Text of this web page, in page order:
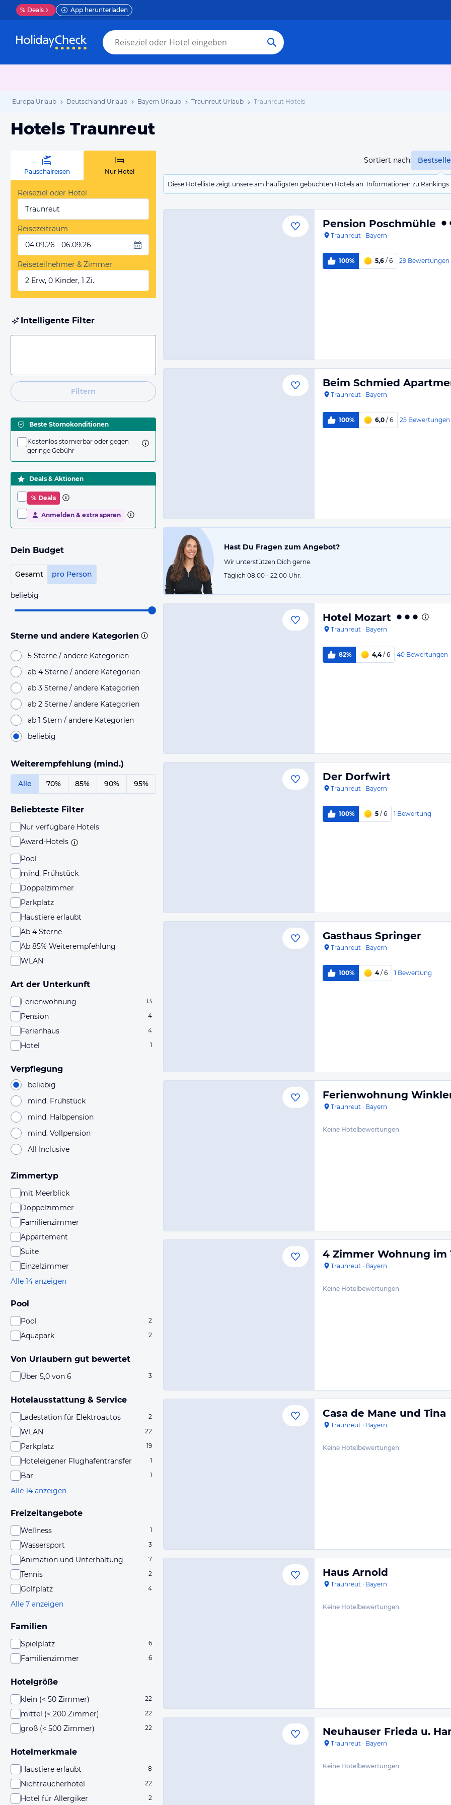
% Deals App herunterladen
Europa Urlaub Deutschland Urlaub Bayern Urlaub Traunreut Urlaub Traunreut Hotels
Hotels Traunreut
Sortiert nach:
Diese Hotelliste zeigt unsere am häufigsten gebuchten Hotels an. Informationen zu
Pauschalreisen Nur Hotel
Reiseziel oder Hotel
Traunreut
Reisezeitraum
04.09.26 - 06.09.26
Reiseteilnehmer & Zimmer
2 Erw, 0 Kinder, 1 Zi.
Intelligente Filter
Filtern
Beste Stornokonditionen
Kostenlos stornierbar oder gegen
geringe Gebühr
Deals & Aktionen
% Deals
Anmelden & extra sparen
Dein Budget
Gesamt pro Person
beliebig
Sterne und andere Kategorien
5 Sterne / andere Kategorien
ab 4 Sterne / andere Kategorien
ab 3 Sterne / andere Kategorien
ab 2 Sterne / andere Kategorien
ab 1 Stern / andere Kategorien
beliebig
Weiterempfehlung (mind.)
Alle 70% 85% 90% 95%
Beliebteste Filter
Nur verfügbare Hotels
Award-Hotels
Pool
mind. Frühstück
Doppelzimmer
Parkplatz
Haustiere erlaubt
Ab 4 Sterne
Ab 85% Weiterempfehlung
WLAN
Art der Unterkunft
Ferienwohnung 13
Pension 4
Ferienhaus 4
Hotel 1
Verpflegung
beliebig
mind. Frühstück
mind. Halbpension
mind. Vollpension
All Inclusive
Zimmertyp
mit Meerblick
Doppelzimmer
Familienzimmer
Appartement
Suite
Einzelzimmer
Alle 14 anzeigen
Pool
Pool 2
Aquapark 2
Von Urlaubern gut bewertet
Über 5,0 von 6 3
Hotelausstattung & Service
Ladestation für Elektroautos 2
WLAN 22
Parkplatz 19
Hoteleigener Flughafentransfer 1
Bar 1
Alle 14 anzeigen
Freizeitangebote
Wellness 1
Wassersport 3
Animation und Unterhaltung 7
Tennis 2
Golfplatz 4
Alle 7 anzeigen
Familien
Spielplatz 6
Familienzimmer 6
Hotelgröße
klein (< 50 Zimmer) 22
mittel (< 200 Zimmer) 22
groß (< 500 Zimmer) 22
Hotelmerkmale
Haustiere erlaubt 8
Nichtraucherhotel 22
Hotel für Allergiker 2
Pension Poschmühle
Traunreut · Bayern
100% 5,6 / 6 29 Bewertungen
Beim Schmied
Traunreut · Bayern
100% 6,0 / 6 25 Bewertungen
Hast Du Fragen zum Angebot?
Wir unterstützen Dich gerne.
Täglich 08:00 - 22:00 Uhr.
Hotel Mozart
Traunreut · Bayern
82% 4,4/ 6 40 Bewertungen
Der Dorfwirt
Traunreut · Bayern
100% 5 / 6 1 Bewertung
Gasthaus Springer
Traunreut · Bayern
100% 4/ 6 1 Bewertung
Ferienwohnung
Traunreut · Bayern
Keine Hotelbewertungen
4 Zimmer Wohnung im
Traunreut · Bayern
Keine Hotelbewertungen
Casa de Mane und Tina
Traunreut · Bayern
Keine Hotelbewertungen
Haus Arnold
Traunreut · Bayern
Keine Hotelbewertungen
Neuhauser Frieda u.
Traunreut · Bayern
Keine Hotelbewertungen